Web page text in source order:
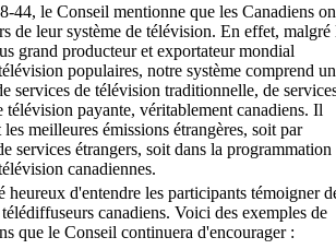
44, le Conseil mentionne que les Canadiens
de leur système de télévision. En effet, malgré
grand producteur et exportateur mondial
populaires, notre système comprend un
services de télévision traditionnelle, de
télévision payante, véritablement canadiens. Il
meilleures émissions étrangères, soit par
services étrangers, soit dans la programmation
canadiennes.
heureux d'entendre les participants témoigner
canadiens. Voici des exemples de
que le Conseil continuera d'encourager :